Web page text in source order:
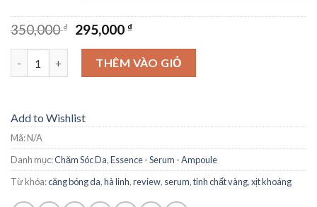
350,000₫ 295,000 ₫
THÊM VÀO GIỎ
Add to Wishlist
Mã:N/A
Danh mục:Chăm Sóc Da,Essence - Serum - Ampoule
Từ khóa:căng bóng da,hà linh,review, serum,tinh chất vàng,xịt khoáng